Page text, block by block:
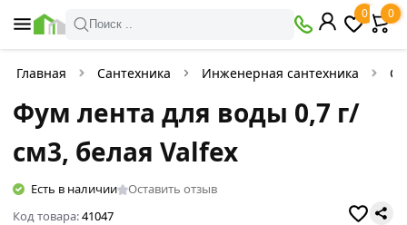
Поиск ..
0 0
Главная Сантехника Инженерная сантехника
Фум лента для воды 0,7 г/
см3, белая Valfex
Есть в наличии
Оставить отзыв
Код товара:41047